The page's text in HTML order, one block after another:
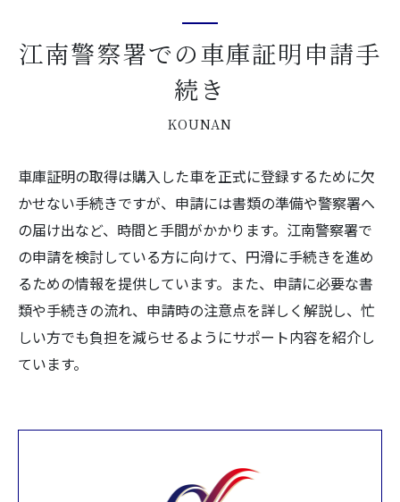
江南警察署での車庫証明申請手
続き
KOUNAN
車庫証明の取得は購入した車を正式に登録するために欠
かせない手続きですが、申請には書類の準備や警察署へ
の届け出など、時間と手間がかかります。江南警察署で
の申請を検討している方に向けて、円滑に手続きを進め
るための情報を提供しています。また、申請に必要な書
類や手続きの流れ、申請時の注意点を詳しく解説し、忙
しい方でも負担を減らせるようにサポート内容を紹介し
ています。